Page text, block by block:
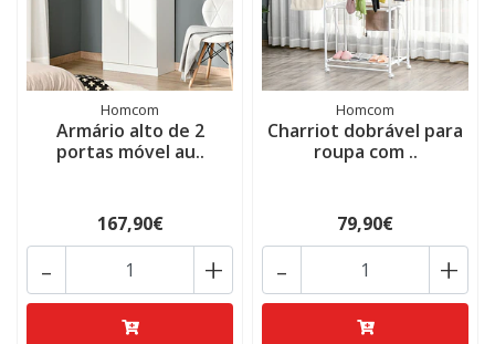
Homcom
Armário alto de 2
portas móvel au..
167,90€
+
-
Homcom
Charriot dobrável para
roupa com ..
79,90€
+
-